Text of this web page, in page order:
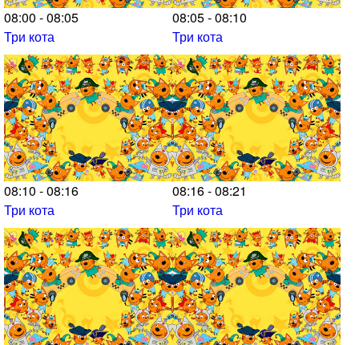
08:00 - 08:05
Три кота
08:05 - 08:10
Три кота
08:10 - 08:16
Три кота
08:16 - 08:21
Три кота